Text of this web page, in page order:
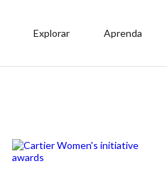
Explorar Aprenda